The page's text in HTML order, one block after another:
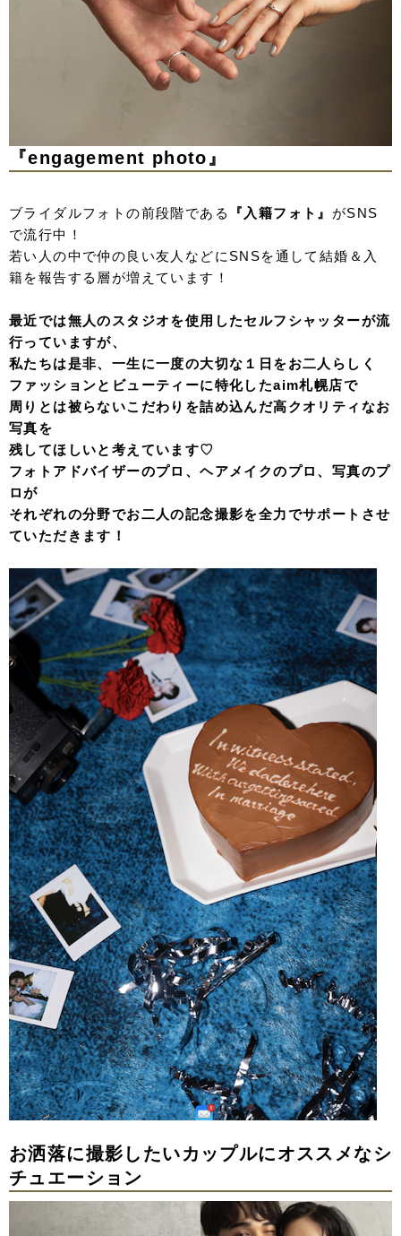
『engagement photo』
ブライダルフォトの前段階である 『入籍フォト』 がSNS
で流行中！
若い人の中で仲の良い友人などにSNSを通して結婚＆入
籍を報告する層が増えています！
最近では無人のスタジオを使用したセルフシャッターが流
行っていますが、
私たちは是非、一生に一度の大切な１日をお二人らしく
ファッションとビューティーに特化したaim札幌店で
周りとは被らないこだわりを詰め込んだ高クオリティなお
写真を
残してほしいと考えています♡
フォトアドバイザーのプロ、ヘアメイクのプロ、写真のプ
ロが
それぞれの分野でお二人の記念撮影を全力でサポートさせ
ていただきます！
お洒落に撮影したいカップルにオススメなシ
チュエーション